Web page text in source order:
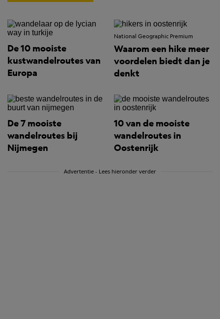
De 10 mooiste
kustwandelroutes van
Europa
National Geographic Premium
Waarom een hike meer
voordelen biedt dan je
denkt
De 7 mooiste
wandelroutes bij
Nijmegen
10 van de mooiste
wandelroutes in
Oostenrijk
Advertentie - Lees hieronder verder